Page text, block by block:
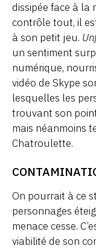
dissipée face à la
contrôle tout, il
à son petit jeu.
un sentiment
numérique,
vidéo de Skype
lesquelles les
trouvant son
mais néanmoins
Chatroulette.
On pourrait à ce
personnages
menace cesse.
viabilité de son